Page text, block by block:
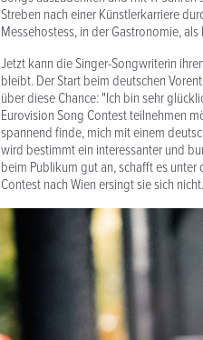
Streben nach einer Künstlerkarriere
Messehostess, in der Gastronomie,
Jetzt kann die Singer-Songwriterin
bleibt. Der Start beim deutschen
über diese Chance: "Ich bin sehr
Eurovision Song Contest teilnehmen
spannend finde, mich mit einem
wird bestimmt ein interessanter und
beim Publikum gut an, schafft es unter
Contest nach Wien ersingt sie sich nicht.